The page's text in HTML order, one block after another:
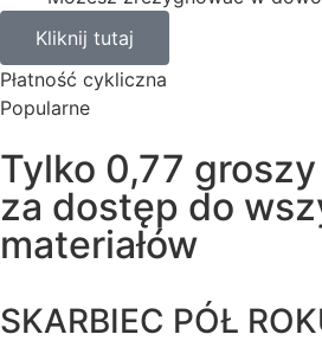
Kliknij tutaj
Płatność cykliczna
Popularne
Tylko 0,77
za dostęp do
materiałów
SKARBIEC PÓŁ